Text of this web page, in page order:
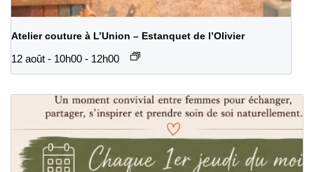
Atelier couture à L’Union – Estanquet de l’Olivier
12 août - 10h00 - 12h00